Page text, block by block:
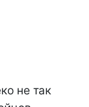
не так